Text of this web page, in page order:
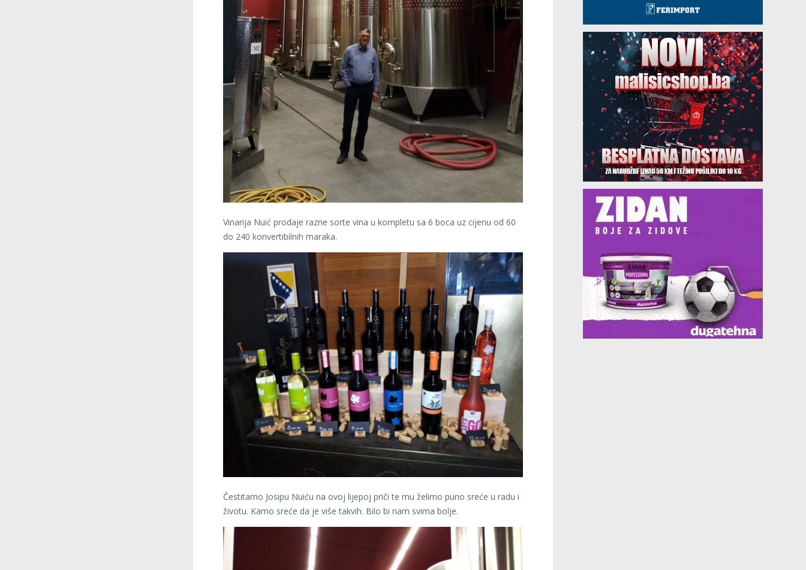
Vinarija Nuić prodaje razne sorte vina u kompletu sa 6 boca uz cijenu od 60
do 240 konvertibilnih maraka.
Čestitamo Josipu Nuiću na ovoj lijepoj priči te mu želimo puno sreće u radu i
životu. Kamo sreće da je više takvih. Bilo bi nam svima bolje.